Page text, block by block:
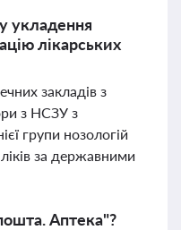
укладення
лікарських
закладів з
з НСЗУ з
групи нозологій
за державними
Аптека"?